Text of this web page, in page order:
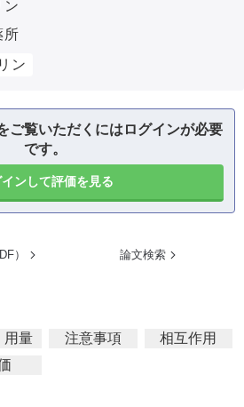
ン
所
ン
ご覧いただくにはログインが必要
です。
インして評価を見る
） 論文検索
用量 注意事項
相互作用